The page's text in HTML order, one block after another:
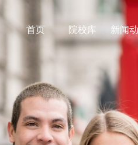
首页 院校库 新闻